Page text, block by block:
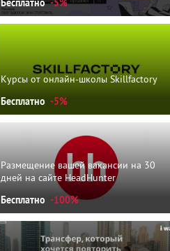
Бесплатно -5%
Курсы от онлайн-школы Skillfactory
Бесплатно -5%
Размещение вашей вакансии на 30
дней на сайте HeadHunter
Бесплатно -100%